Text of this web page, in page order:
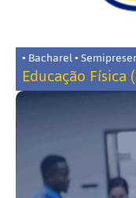
• Bacharel •
Educação Física